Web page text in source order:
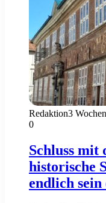
Redaktion3
0
Schluss mit
historische
endlich sein